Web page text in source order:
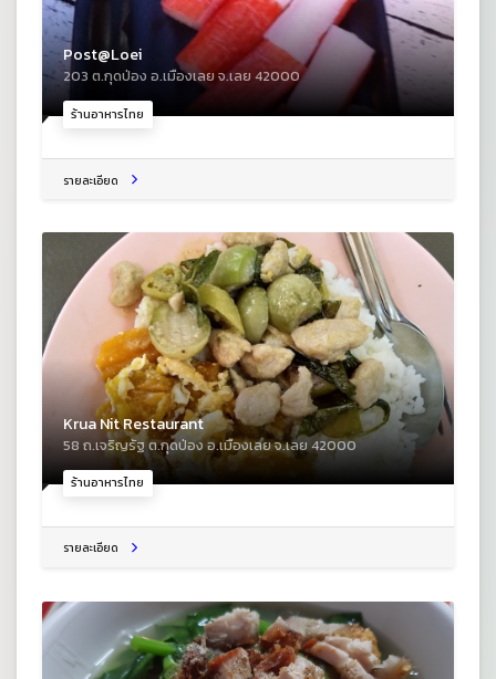
ร้านอาหารไทย
Post@Loei
203 ต.กุดป่อง อ.เมืองเลย จ.เลย 42000
รายละเอียด
ร้านอาหารไทย
Krua Nit Restaurant
58 ถ.เจริญรัฐ ต.กุดป่อง อ.เมืองเลย จ.เลย 42000
รายละเอียด